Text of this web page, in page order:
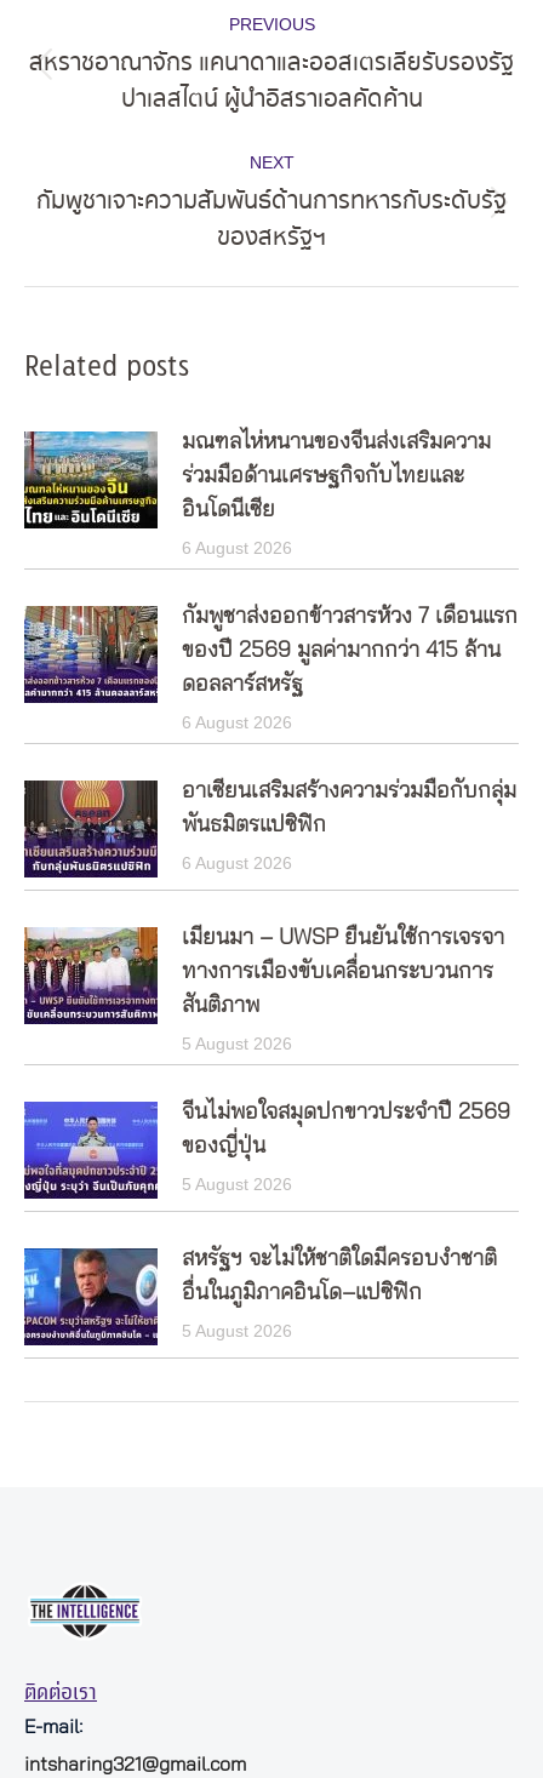
navigation
PREVIOUS
post:
สหราชอาณาจักร แคนาดาและออสเตรเลียรับรองรัฐ
ปาเลสไตน์ ผู้นำอิสราเอลคัดค้าน
NEXT
post:
กัมพูชาเจาะความสัมพันธ์ด้านการทหารกับระดับรัฐ
ของสหรัฐฯ
Related posts
มณฑลไห่หนานของจีนส่งเสริมความ
ร่วมมือด้านเศรษฐกิจกับไทยและ
อินโดนีเซีย
6 August 2026
กัมพูชาส่งออกข้าวสารห้วง 7 เดือนแรก
ของปี 2569 มูลค่ามากกว่า 415 ล้าน
ดอลลาร์สหรัฐ
6 August 2026
อาเซียนเสริมสร้างความร่วมมือกับกลุ่ม
พันธมิตรแปซิฟิก
6 August 2026
เมียนมา – UWSP ยืนยันใช้การเจรจา
ทางการเมืองขับเคลื่อนกระบวนการ
สันติภาพ
5 August 2026
จีนไม่พอใจสมุดปกขาวประจำปี 2569
ของญี่ปุ่น
5 August 2026
สหรัฐฯ จะไม่ให้ชาติใดมีครอบงำชาติ
อื่นในภูมิภาคอินโด–แปซิฟิก
5 August 2026
ติดต่อเรา
E-mail:
intsharing321@gmail.com